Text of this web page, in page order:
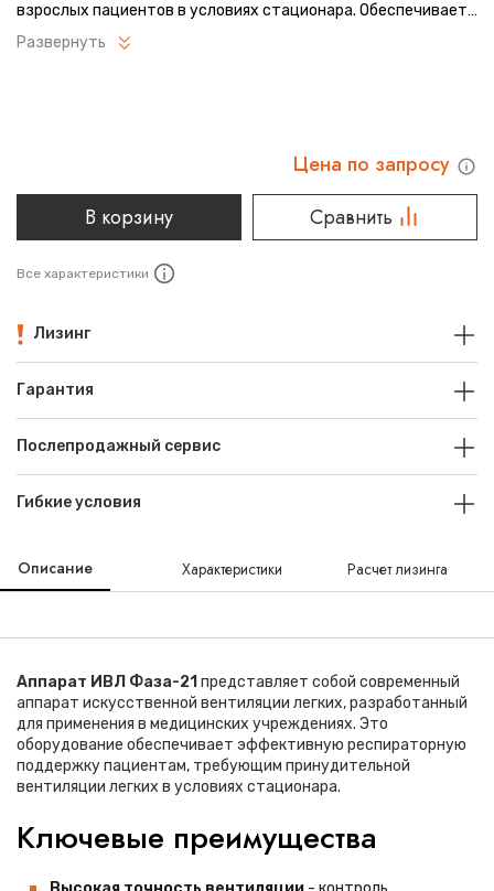
взрослых пациентов в условиях стационара. Обеспечивает
точный контроль дыхательных параметров с возможностью
индивидуальной настройки. Оснащен современной системой
Развернуть
Цена по запросу
В корзину
Сравнить
Все характеристики
Лизинг
Гарантия
Послепродажный сервис
Гибкие условия
Описание Характеристики Расчет лизинга
Аппарат ИВЛ Фаза-21 представляет собой современный
аппарат искусственной вентиляции легких, разработанный
для применения в медицинских учреждениях. Это
оборудование обеспечивает эффективную респираторную
поддержку пациентам, требующим принудительной
вентиляции легких в условиях стационара.
Ключевые преимущества